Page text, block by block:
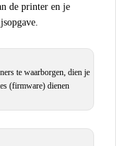
de printer en je
te waarborgen, dien je
(firmware) dienen